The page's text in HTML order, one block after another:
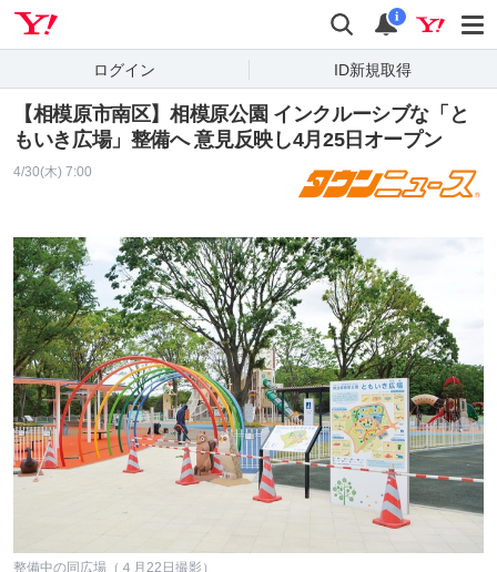
検索 通知
i
ログイン ID新規取得
【相模原市南区】相模原公園 インクルーシブな「と
もいき広場」整備へ 意見反映し4月25日オープン
4/30(木) 7:00
整備中の同広場（４月22日撮影）